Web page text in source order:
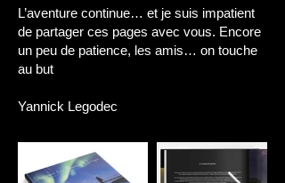
L’aventure continue… et je suis impatient
de partager ces pages avec vous. Encore
un peu de patience, les amis… on touche
au but
Yannick Legodec